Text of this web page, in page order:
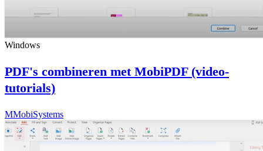
Windows
PDF's combineren met MobiPDF (video-
tutorials)
MMobiSystems